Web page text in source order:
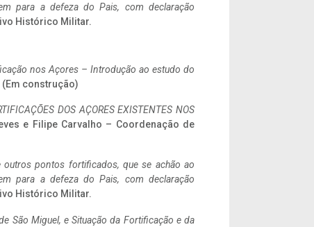
para a defeza do Pais, com declaração
Histórico Militar.
nos Açores – Introdução ao estudo do
(Em construção)
DOS AÇORES EXISTENTES NOS
e Filipe Carvalho – Coordenação de
outros pontos fortificados, que se achão ao
para a defeza do Pais, com declaração
Histórico Militar.
São Miguel, e Situação da Fortificação e da